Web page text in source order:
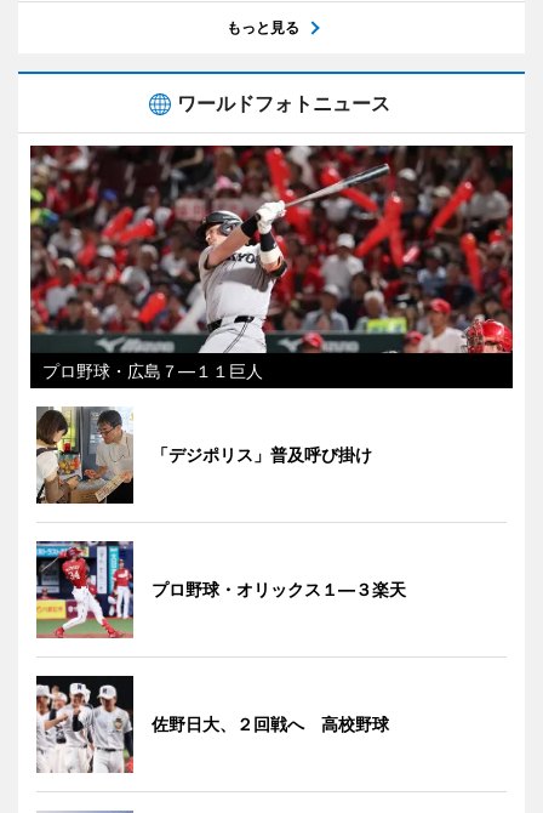
もっと見る
ワールドフォトニュース
プロ野球・広島７―１１巨人
「デジポリス」普及呼び掛け
プロ野球・オリックス１―３楽天
佐野日大、２回戦へ 高校野球